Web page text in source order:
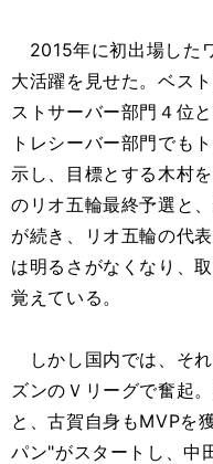
2015年に初出場した
大活躍を見せた。ベス
ストサーバー部門４位
トレシーバー部門でも
示し、目標とする木村
のリオ五輪最終予選と
が続き、リオ五輪の代
は明るさがなくなり、
覚えている。
しかし国内では、そ
ズンのＶリーグで奮起
と、古賀自身もMVPを
パン"がスタートし、中